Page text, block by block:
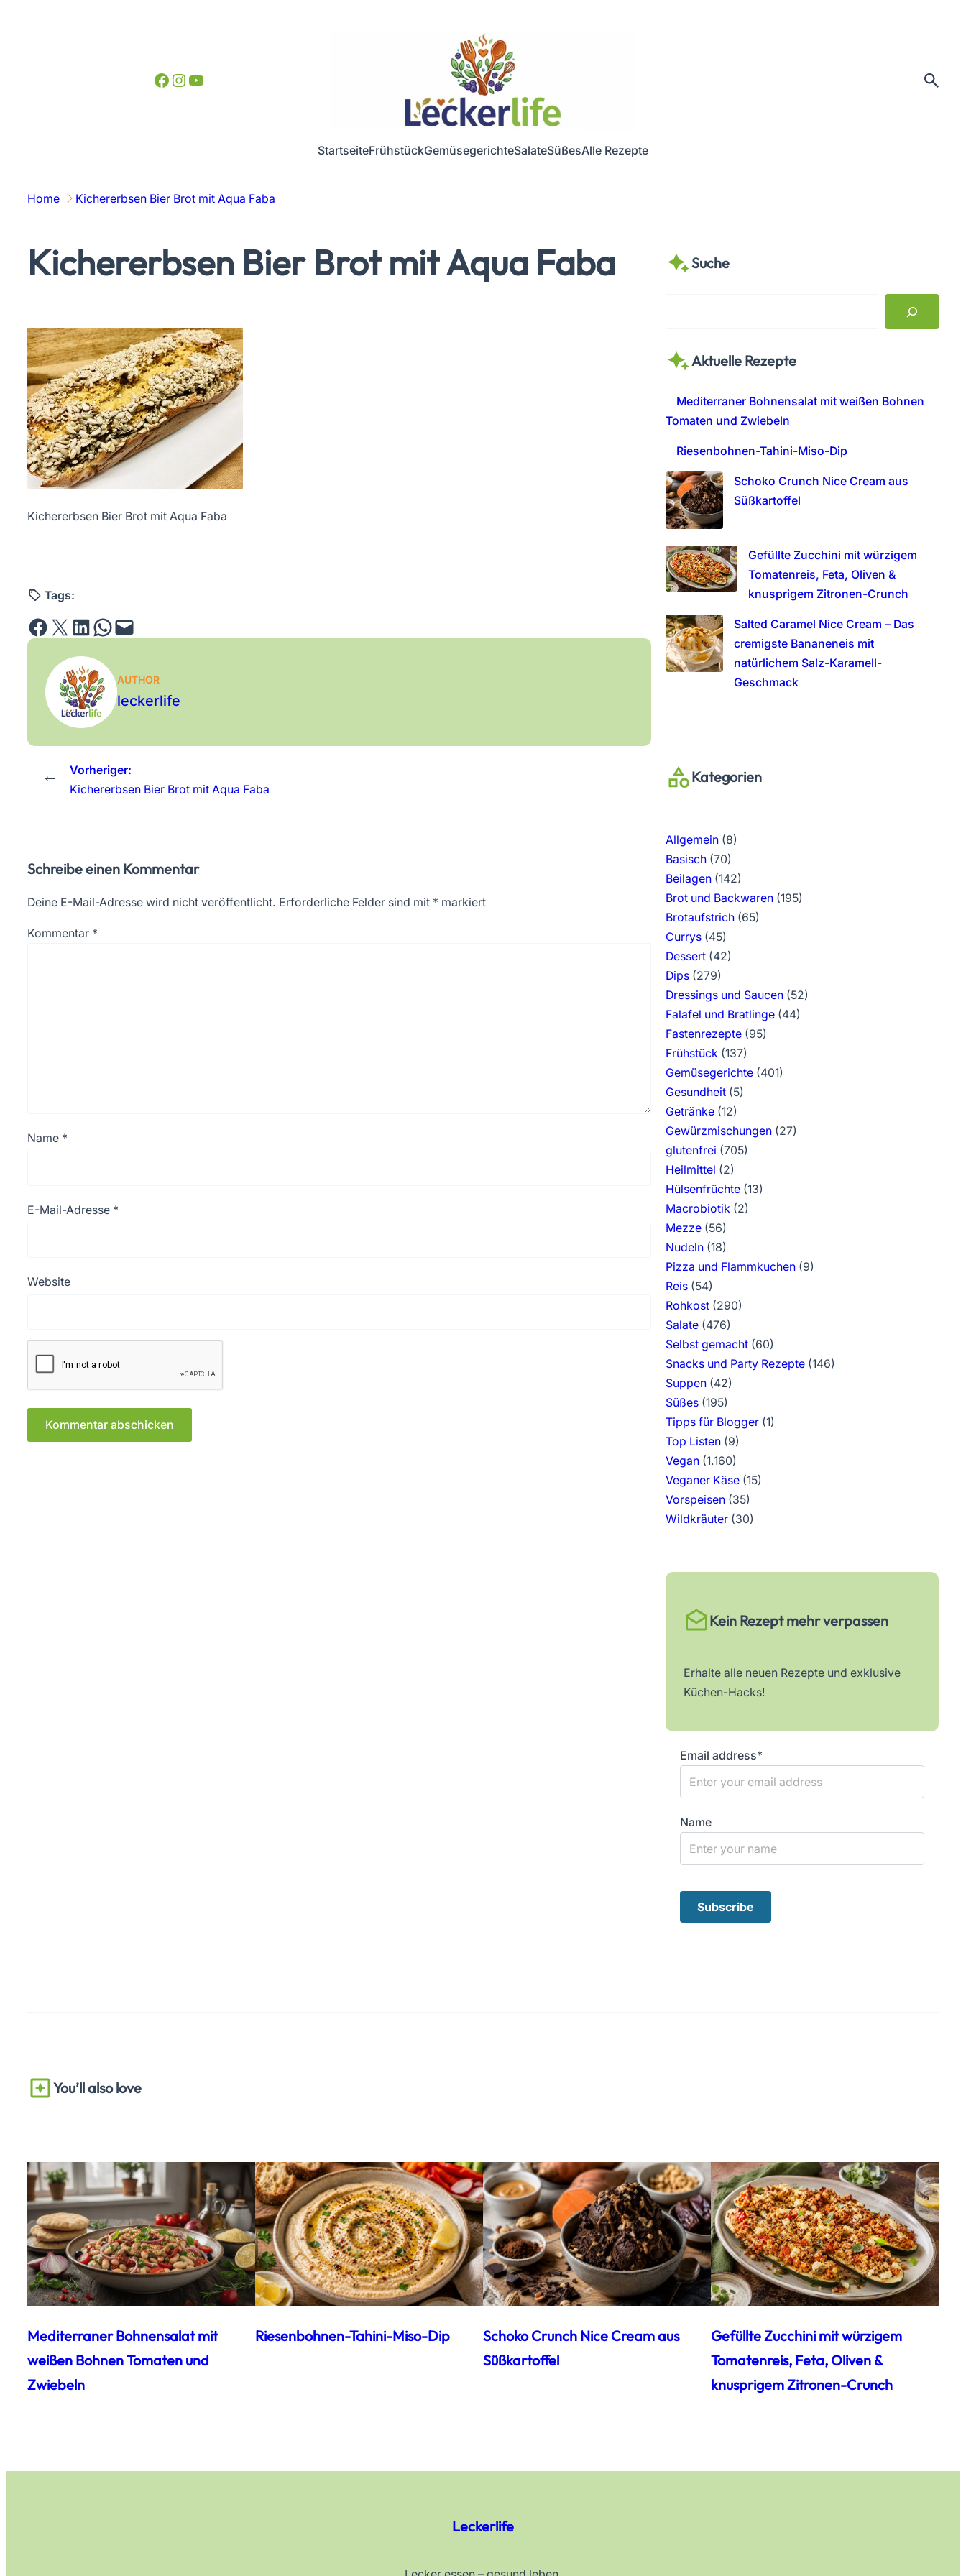
Facebook InstagramYouTube
StartseiteFrühstückGemüsegerichteSalateSüßesAlle Rezepte
Home Kichererbsen Bier Brot mit Aqua Faba
Kichererbsen Bier Brot mit Aqua Faba
Kichererbsen Bier Brot mit Aqua Faba
Tags:
Share on Facebook Email this Page Share on LinkedIn Share on WhatsApp Email this Page
AUTHOR
leckerlife
←
Vorheriger:
Kichererbsen Bier Brot mit Aqua Faba
Schreibe einen Kommentar
Deine E-Mail-Adresse wird nicht veröffentlicht. Erforderliche Felder sind mit * markiert
Kommentar *
Name *
E-Mail-Adresse *
Website
Suche
r
Aktuelle Rezepte
Mediterraner Bohnensalat mit weißen Bohnen
Tomaten und Zwiebeln
Riesenbohnen-Tahini-Miso-Dip
Schoko Crunch Nice Cream aus
Süßkartoffel
Gefüllte Zucchini mit würzigem
Tomatenreis, Feta, Oliven &
knusprigem Zitronen-Crunch
Salted Caramel Nice Cream – Das
cremigste Bananeneis mit
natürlichem Salz-Karamell-
Geschmack
Kategorien
Allgemein(8)
Basisch(70)
Beilagen(142)
Brot und Backwaren(195)
Brotaufstrich(65)
Currys(45)
Dessert(42)
Dips(279)
Dressings und Saucen(52)
Falafel und Bratlinge(44)
Fastenrezepte(95)
Frühstück (137)
Gemüsegerichte(401)
Gesundheit(5)
Getränke(12)
Gewürzmischungen(27)
glutenfrei (705)
Heilmittel (2)
Hülsenfrüchte(13)
Macrobiotik (2)
Mezze(56)
Nudeln(18)
Pizza und Flammkuchen(9)
Reis(54)
Rohkost(290)
Salate(476)
Selbst gemacht(60)
Snacks und Party Rezepte(146)
Suppen(42)
Süßes(195)
Tipps für Blogger(1)
Top Listen(9)
Vegan(1.160)
Veganer Käse(15)
Vorspeisen(35)
Wildkräuter(30)
Kein Rezept mehr verpassen
Erhalte alle neuen Rezepte und exklusive
Küchen-Hacks!
Email address*
Name
You’ll also love
Mediterraner Bohnensalat mit
weißen Bohnen Tomaten und
Zwiebeln
Riesenbohnen-Tahini-Miso-Dip
Schoko Crunch Nice Cream aus
Süßkartoffel
Gefüllte Zucchini mit würzigem
Tomatenreis, Feta, Oliven &
knusprigem Zitronen-Crunch
Leckerlife